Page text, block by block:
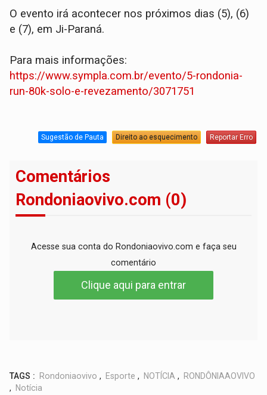
O evento irá acontecer nos próximos dias (5), (6)
e (7), em Ji-Paraná.
Para mais informações:
https://www.sympla.com.br/evento/5-rondonia-
run-80k-solo-e-revezamento/3071751
Sugestão de Pauta Direito ao esquecimento Reportar Erro
Comentários
Rondoniaovivo.com (0)
Acesse sua conta do Rondoniaovivo.com e faça seu
comentário
Clique aqui para entrar
TAGS : Rondoniaovivo , Esporte , NOTÍCIA ,
RONDÔNIAAOVIVO
,
Notícia